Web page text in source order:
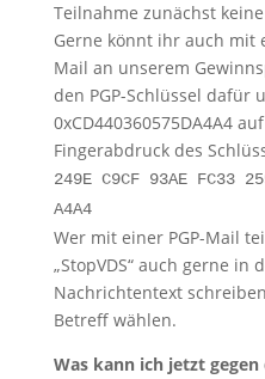
Teilnahme zunächst
Gerne könnt ihr auch mit
Mail an unserem
den PGP-Schlüssel dafür
0xCD440360575DA4A4
Fingerabdruck des
249E C9CF 93AE FC33
A4A4
Wer mit einer PGP-Mail
„StopVDS“ auch gerne in
Nachrichtentext
Betreff wählen.
Was kann ich jetzt gegen